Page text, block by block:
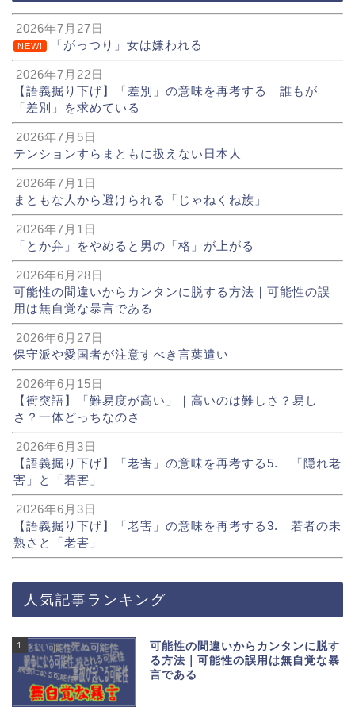
2026年7月27日
NEW! 「がっつり」女は嫌われる
2026年7月22日
【語義掘り下げ】「差別」の意味を再考する｜誰もが
「差別」を求めている
2026年7月5日
テンションすらまともに扱えない日本人
2026年7月1日
まともな人から避けられる「じゃねくね族」
2026年7月1日
「とか弁」をやめると男の「格」が上がる
2026年6月28日
可能性の間違いからカンタンに脱する方法｜可能性の誤
用は無自覚な暴言である
2026年6月27日
保守派や愛国者が注意すべき言葉遣い
2026年6月15日
【衝突語】「難易度が高い」｜高いのは難しさ？易し
さ？一体どっちなのさ
2026年6月3日
【語義掘り下げ】「老害」の意味を再考する5.｜「隠れ老
害」と「若害」
2026年6月3日
【語義掘り下げ】「老害」の意味を再考する3.｜若者の未
熟さと「老害」
人気記事ランキング
1
可能性の間違いからカンタンに脱す
る方法｜可能性の誤用は無自覚な暴
言である